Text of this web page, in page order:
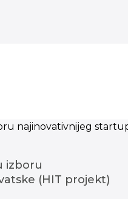
izboru
(HIT projekt)